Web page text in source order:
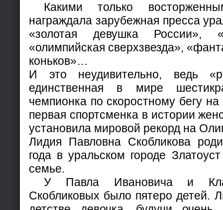
Какими только
награждала зарубежная пресса
«золотая девушка России»,
«олимпийская сверхзвезда»,
коньков»…
И это неудивительно, ведь
единственная в мире
чемпионка по скоростному бегу на
первая спортсменка в истории
установила мировой рекорд на
Лидия Павловна Скобликова
года в уральском городе
семье.
У Павла Ивановича и
Скобликовых было пятеро детей.